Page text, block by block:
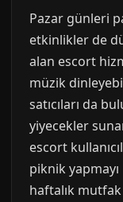
Pazar günleri
etkinlikler de
alan escort
müzik
satıcıları da
yiyecekler
escort
piknik
haftalık mutfak